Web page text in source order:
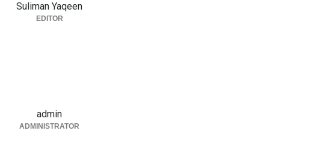
Suliman Yaqeen
EDITOR
admin
ADMINISTRATOR